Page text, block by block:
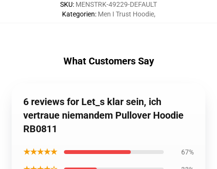
SKU: MENSTRK-49229-DEFAULT
Kategorien: Men I Trust Hoodie,
What Customers Say
6 reviews for Let_s klar sein, ich
vertraue niemandem Pullover Hoodie
RB0811
★★★★★ 67%